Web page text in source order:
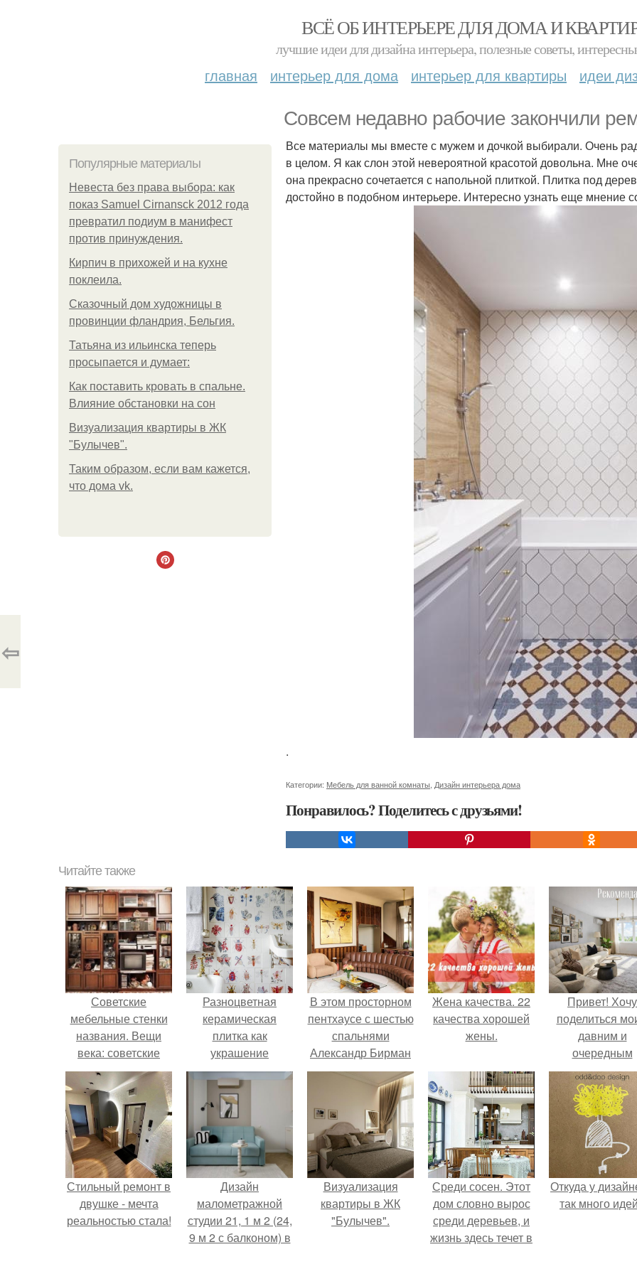
ВСЁ ОБ ИНТЕРЬЕРЕ ДЛЯ ДОМА И
лучшие идеи для дизайна интерьера, полезные советы,
главная интерьер для дома интерьер для квартиры идеи
Совсем недавно рабочие закончили
Популярные материалы
Невеста без права выбора: как
показ Samuel Cirnansck 2012 года
превратил подиум в манифест
против принуждения.
Кирпич в прихожей и на кухне
поклеила.
Сказочный дом художницы в
провинции фландрия, Бельгия.
Татьяна из ильинска теперь
просыпается и думает:
Как поставить кровать в спальне.
Влияние обстановки на сон
Визуализация квартиры в ЖК
"Булычев".
Таким образом, если вам кажется,
что дома vk.
Все материалы мы вместе с мужем и дочкой выбирали. Очень
в целом. Я как слон этой невероятной красотой довольна. Мне
она прекрасно сочетается с напольной плиткой. Плитка под
достойно в подобном интерьере. Интересно узнать еще мнение
.
Категории: Мебель для ванной комнаты Дизайн интерьера дома
Понравилось? Поделитесь с друзьями!
⇦
Читайте также
Советские
мебельные стенки
названия. Вещи
века: советские
стенки 80-х.
Разноцветная
керамическая
плитка как
украшение
интерьера.
В этом просторном
пентхаусе с шестью
спальнями
Александр Бирман
живет со своей
семьей.
Жена качества. 22
качества хорошей
жены.
Привет! Хочу
поделиться
давним и
очередным
проектом.
Стильный ремонт в
двушке - мечта
реальностью стала!
Дизайн
малометражной
студии 21, 1 м 2 (24,
9 м 2 с балконом) в
Визуализация
квартиры в ЖК
"Булычев".
Среди сосен. Этот
дом словно вырос
среди деревьев, и
жизнь здесь течет в
Откуда у
так много